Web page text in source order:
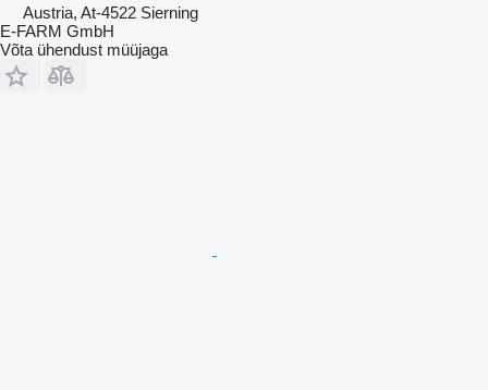
Austria, At-4522 Sierning
E-FARM GmbH
Võta ühendust müüjaga